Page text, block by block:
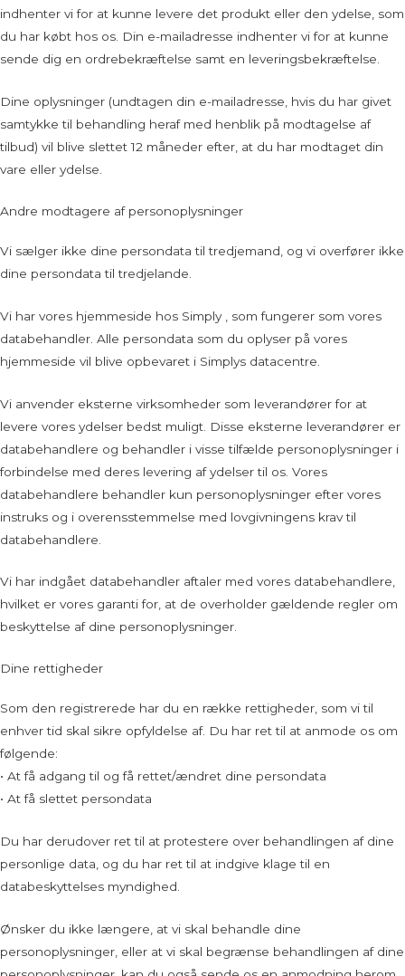
indhenter vi for at kunne levere det produkt eller den ydelse, som
du har købt hos os. Din e-mailadresse indhenter vi for at kunne
sende dig en ordrebekræftelse samt en leveringsbekræftelse.
Dine oplysninger (undtagen din e-mailadresse, hvis du har givet
samtykke til behandling heraf med henblik på modtagelse af
tilbud) vil blive slettet 12 måneder efter, at du har modtaget din
vare eller ydelse.
Andre modtagere af personoplysninger
Vi sælger ikke dine persondata til tredjemand, og vi overfører ikke
dine persondata til tredjelande.
Vi har vores hjemmeside hos Simply , som fungerer som vores
databehandler. Alle persondata som du oplyser på vores
hjemmeside vil blive opbevaret i Simplys datacentre.
Vi anvender eksterne virksomheder som leverandører for at
levere vores ydelser bedst muligt. Disse eksterne leverandører er
databehandlere og behandler i visse tilfælde personoplysninger i
forbindelse med deres levering af ydelser til os. Vores
databehandlere behandler kun personoplysninger efter vores
instruks og i overensstemmelse med lovgivningens krav til
databehandlere.
Vi har indgået databehandler aftaler med vores databehandlere,
hvilket er vores garanti for, at de overholder gældende regler om
beskyttelse af dine personoplysninger.
Dine rettigheder
Som den registrerede har du en række rettigheder, som vi til
enhver tid skal sikre opfyldelse af. Du har ret til at anmode os om
følgende:
• At få adgang til og få rettet/ændret dine persondata
• At få slettet persondata
Du har derudover ret til at protestere over behandlingen af dine
personlige data, og du har ret til at indgive klage til en
databeskyttelses myndighed.
Ønsker du ikke længere, at vi skal behandle dine
personoplysninger, eller at vi skal begrænse behandlingen af dine